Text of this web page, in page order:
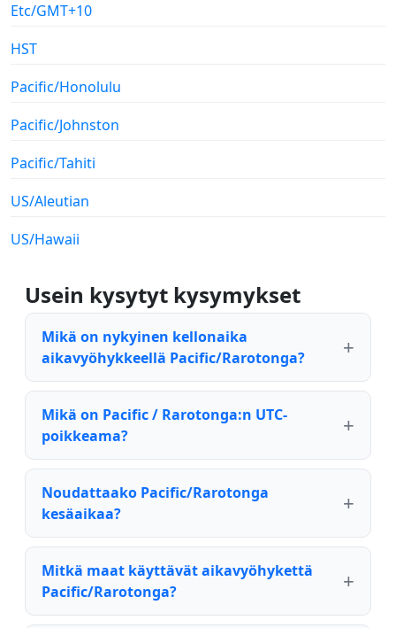
Etc/GMT+10
HST
Pacific/Honolulu
Pacific/Johnston
Pacific/Tahiti
US/Aleutian
US/Hawaii
Usein kysytyt kysymykset
Mikä on nykyinen kellonaika
aikavyöhykkeellä Pacific/Rarotonga?
Mikä on Pacific / Rarotonga:n UTC-
poikkeama?
Noudattaako Pacific/Rarotonga
kesäaikaa?
Mitkä maat käyttävät aikavyöhykettä
Pacific/Rarotonga?